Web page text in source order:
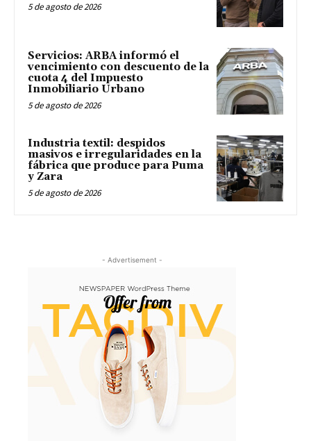
5 de agosto de 2026
Servicios: ARBA informó el
vencimiento con descuento de la
cuota 4 del Impuesto
Inmobiliario Urbano
5 de agosto de 2026
Industria textil: despidos
masivos e irregularidades en la
fábrica que produce para Puma
y Zara
5 de agosto de 2026
- Advertisement -